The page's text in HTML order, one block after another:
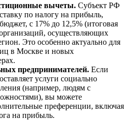
вычеты. Субъект РФ
по налогу на прибыль,
с 17% до 12,5% (итоговая
осуществляющих
Это особенно актуально для
в Москве и новых
предпринимателей. Если
услуги социально
(например, людям с
вы можете
преференции, включая
на прибыль.